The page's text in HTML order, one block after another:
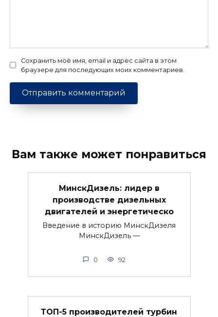
Сохранить моё имя, email и адрес сайта в этом
браузере для последующих моих комментариев.
Вам также может понравиться
МинскДизель: лидер в
производстве дизельных
двигателей и энергетическо
Введение в историю МинскДизеля
МинскДизель —
0 92
ТОП-5 производителей турбин